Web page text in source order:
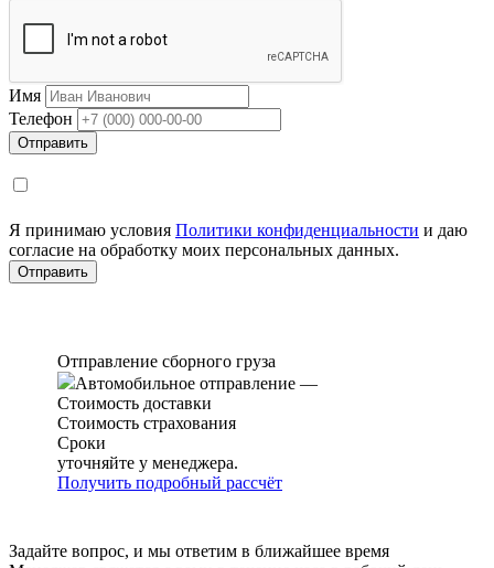
Имя
Телефон
Я принимаю условия Политики конфиденциальности и даю
согласие на обработку моих персональных данных.
Отправление сборного груза
Автомобильное отправление —
Стоимость доставки
Стоимость страхования
Сроки
уточняйте у менеджера.
Получить подробный рассчёт
Задайте вопрос, и мы ответим в ближайшее время